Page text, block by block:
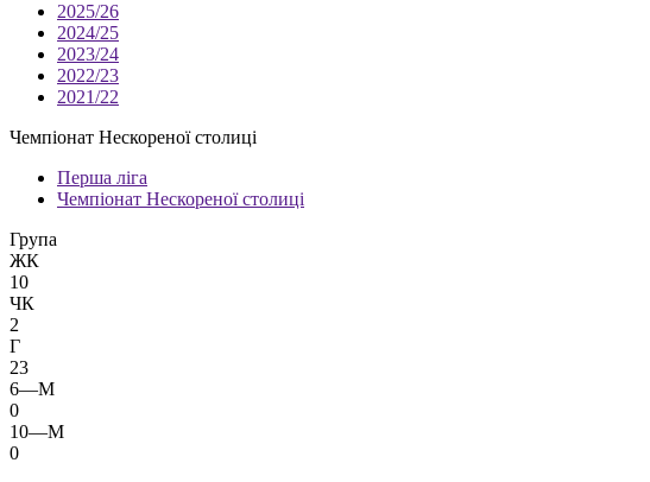
2025/26
2024/25
2023/24
2022/23
2021/22
Чемпіонат Нескореної столиці
Перша ліга
Чемпіонат Нескореної столиці
Група
ЖК
10
ЧК
2
Г
23
6—М
0
10—М
0